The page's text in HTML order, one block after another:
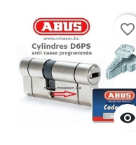

favorite_border